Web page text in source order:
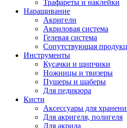
Трафареты и наклейки
Наращивание
Акригели
Акриловая система
Гелевая система
Сопутствующая
Инструменты
Кусачки и щипчики
Ножницы и твизеры
Пушеры и шаберы
Для педикюра
Кисти
Аксессуары для
Для акригеля, полигеля
Для акрила